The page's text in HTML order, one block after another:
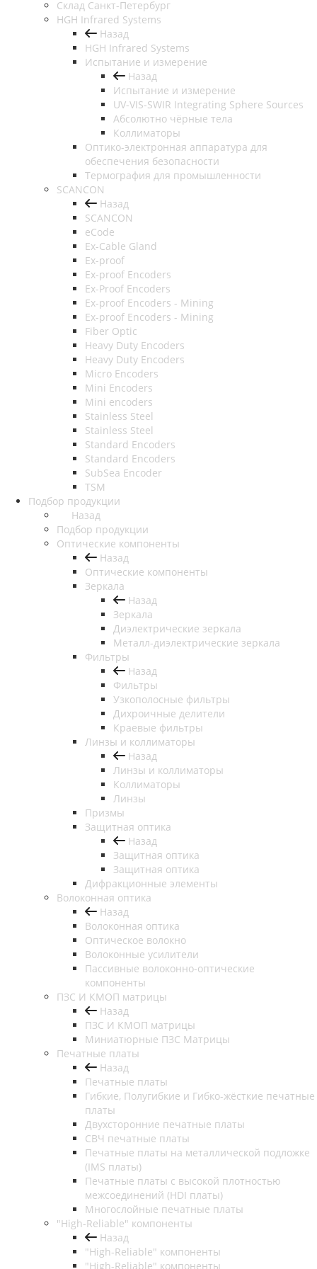
Cклад Санкт-Петербург
HGH Infrared Systems
Назад
HGH Infrared Systems
Испытание и измерение
Назад
Испытание и измерение
UV-VIS-SWIR Integrating Sphere Sources
Абсолютно чёрные тела
Коллиматоры
Оптико-электронная аппаратура для
обеспечения безопасности
Термография для промышленности
SCANCON
Назад
SCANCON
eCode
Ex-Cable Gland
Ex-proof
Ex-proof Encoders
Ex-Proof Encoders
Ex-proof Encoders - Mining
Ex-proof Encoders - Mining
Fiber Optic
Heavy Duty Encoders
Heavy Duty Encoders
Micro Encoders
Mini Encoders
Mini encoders
Stainless Steel
Stainless Steel
Standard Encoders
Standard Encoders
SubSea Encoder
TSM
Подбор продукции
Назад
Подбор продукции
Оптические компоненты
Назад
Оптические компоненты
Зеркала
Назад
Зеркала
Диэлектрические зеркала
Металл-диэлектрические зеркала
Фильтры
Назад
Фильтры
Узкополосные фильтры
Дихроичные делители
Краевые фильтры
Линзы и коллиматоры
Назад
Линзы и коллиматоры
Коллиматоры
Линзы
Призмы
Защитная оптика
Назад
Защитная оптика
Защитная оптика
Дифракционные элементы
Волоконная оптика
Назад
Волоконная оптика
Оптическое волокно
Волоконные усилители
Пассивные волоконно-оптические
компоненты
ПЗС И КМОП матрицы
Назад
ПЗС И КМОП матрицы
Миниатюрные ПЗС Матрицы
Печатные платы
Назад
Печатные платы
Гибкие, Полугибкие и Гибко-жёсткие печатные
платы
Двухсторонние печатные платы
СВЧ печатные платы
Печатные платы на металлической подложке
(IMS платы)
Печатные платы с высокой плотностью
межсоединений (HDI платы)
Многослойные печатные платы
"High-Reliable" компоненты
Назад
"High-Reliable" компоненты
"High-Reliable" компоненты